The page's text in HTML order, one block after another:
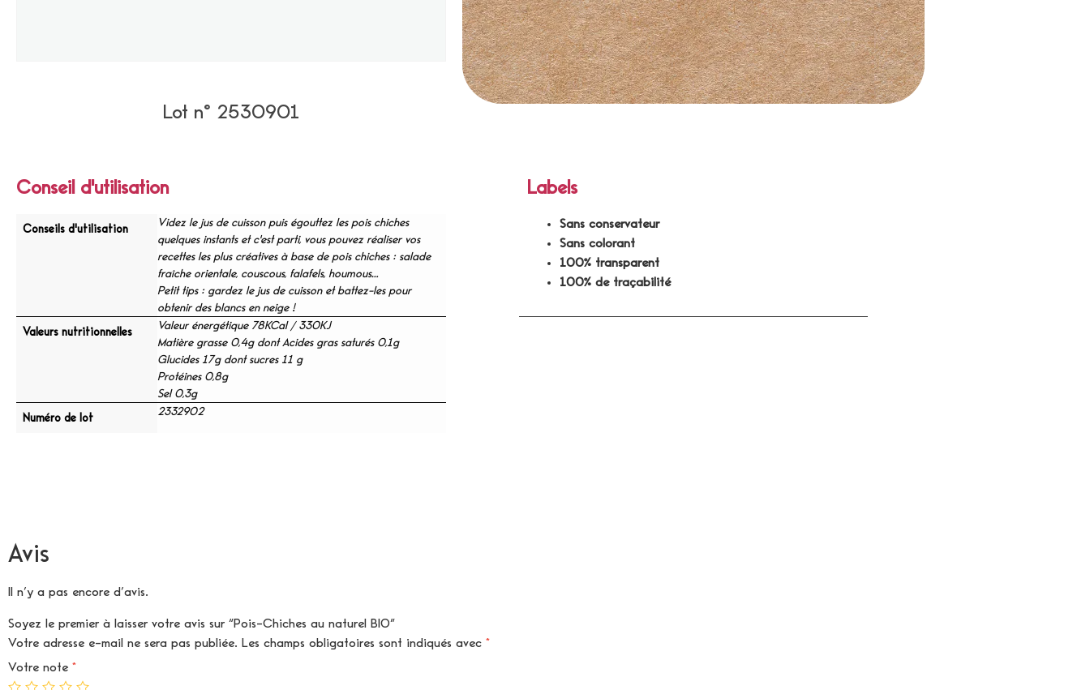
Lot n° 2530901
Conseil d'utilisation
Conseils d'utilisation
Videz le jus de cuisson puis égouttez les pois chiches
quelques instants et c'est parti, vous pouvez réaliser vos
recettes les plus créatives à base de pois chiches : salade
fraîche orientale, couscous, falafels, houmous…
Petit tips : gardez le jus de cuisson et battez-les pour
obtenir des blancs en neige !
Valeurs nutritionnelles
Valeur énergétique 78KCal / 330KJ
Matière grasse 0,4g dont Acides gras saturés 0,1g
Glucides 17g dont sucres 11 g
Protéines 0,8g
Sel 0,3g
Numéro de lot
2332902
Labels
Sans conservateur
Sans colorant
100% transparent
100% de traçabilité
Avis
Il n’y a pas encore d’avis.
Soyez le premier à laisser votre avis sur “Pois-Chiches au naturel BIO”
Votre adresse e-mail ne sera pas publiée. Les champs obligatoires sont indiqués avec *
Votre note *